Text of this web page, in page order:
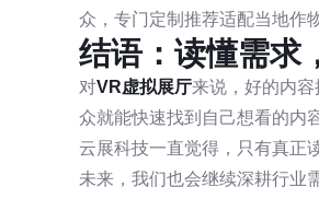
众，专门定制推荐适配当地作
结语：读懂需求
对VR虚拟展厅来说，好的内容
众就能快速找到自己想看的内
云展科技一直觉得，只有真正
未来，我们也会继续深耕行业